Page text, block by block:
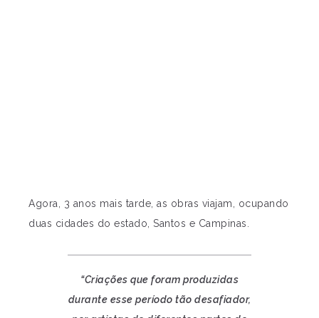
Agora, 3 anos mais tarde, as obras viajam, ocupando
duas cidades do estado, Santos e Campinas.
“Criações que foram produzidas
durante esse período tão desafiador,